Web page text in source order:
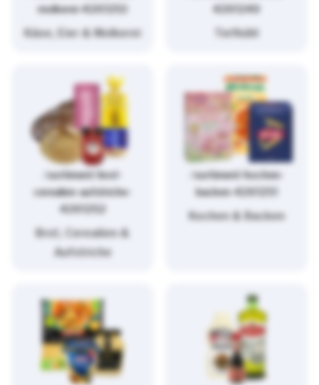
molkerei-4261253
Käse, Eier & Molkerei
4261249
Tiefkühl
/sortiment/brot-
cerealien-aufstriche-
4261252
Brot, Cerealien &
Aufstriche
/sortiment/kochen-
backen-4261251
Kochen & Backen